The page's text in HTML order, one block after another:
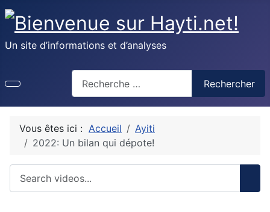
Un site d’informations et d’analyses
Rechercher
Vous êtes ici : Accueil
Ayiti
2022: Un bilan qui dépote!